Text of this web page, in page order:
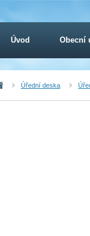
Úvod Úřední deska
Úvod Obecní